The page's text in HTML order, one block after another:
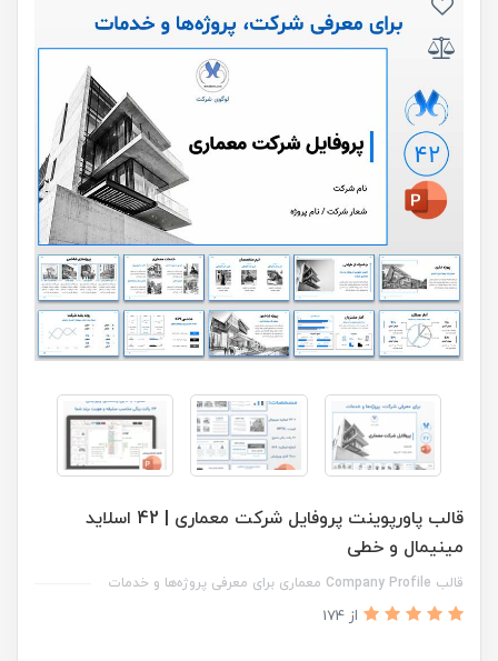
قالب پاورپوینت پروفایل شرکت معماری | 42 اسلاید
مینیمال و خطی
قالب Company Profile معماری برای معرفی پروژه‌ها و خدمات
از 174